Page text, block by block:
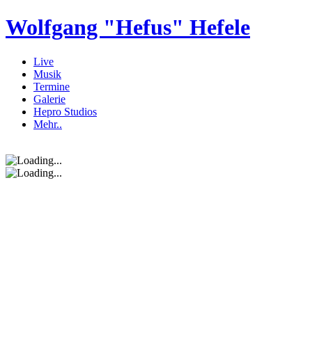
Wolfgang "Hefus" Hefele
Live
Musik
Termine
Galerie
Hepro Studios
Mehr..